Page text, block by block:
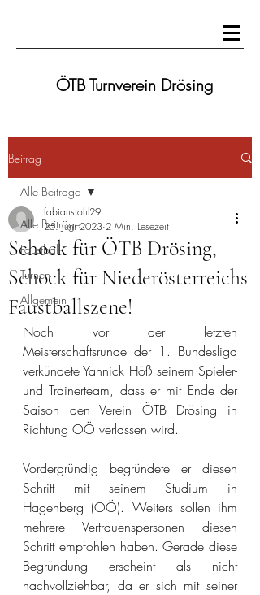
ÖTB Turnverein Drösing
Beitrag
Alle Beiträge
Faustball
Turnen
Allgemein
Alle Beiträge
Schock für ÖTB Drösing,
Schock für Niederösterreichs
Faustballszene!
fabianstohl29
25. Juni 2023 2 Min. Lesezeit
Noch vor der letzten
Meisterschaftsrunde der 1. Bundesliga
verkündete Yannick Höß seinem Spieler-
und Trainerteam, dass er mit Ende der
Saison den Verein ÖTB Drösing in
Richtung OÖ verlassen wird.
Vordergründig begründete er diesen
Schritt mit seinem Studium in
Hagenberg (OÖ). Weiters sollen ihm
mehrere Vertrauenspersonen diesen
Schritt empfohlen haben. Gerade diese
Begründung erscheint als nicht
nachvollziehbar, da er sich mit seiner